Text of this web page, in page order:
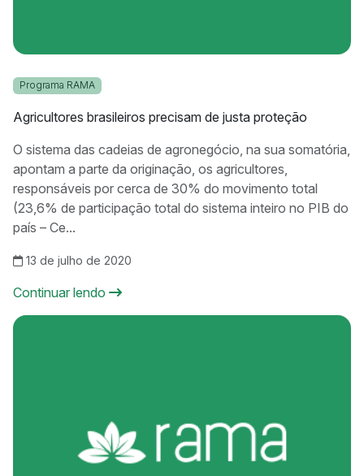
Programa RAMA
Agricultores brasileiros precisam de justa proteção
O sistema das cadeias de agronegócio, na sua somatória,
apontam a parte da originação, os agricultores,
responsáveis por cerca de 30% do movimento total
(23,6% de participação total do sistema inteiro no PIB do
país – Ce...
13 de julho de 2020
Continuar lendo